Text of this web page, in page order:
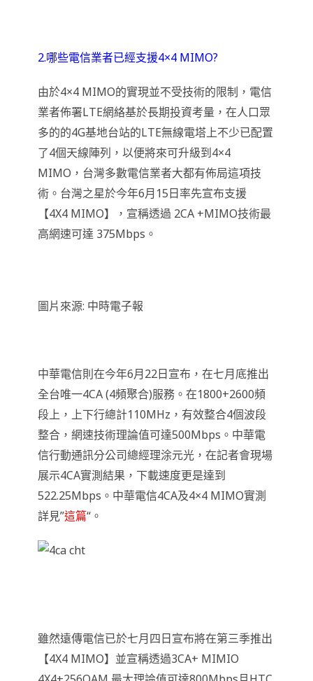
2.哪些電信業者已經支援4×4 MIMO?
由於4×4 MIMO的實現並不受技術的限制，電信
業者佈署LTE網絡基於長期投資考量，在人口眾
多的的4G基地台站的LTE無線電塔上不少已配置
了4個天線陣列，以便將來可升級到4×4
MIMO，台灣多數電信業者大都有佈局這項技
術。台灣之星於今年6月15日率先宣布支援
【4X4 MIMO】，宣稱透過 2CA +MIMO技術最
高網速可達 375Mbps。
圖片來源: 中時電子報
中華電信則在今年6月22日宣布，在七月底推出
全台唯一4CA (4頻聚合)服務。在1800+2600頻
段上，上下行總計110MHz，有效整合4個波段
整合，網速技術理論值可達500Mbps。中華電
信行動通訊分公司總經理涂元光，在記者會現場
展示4CA實測結果，下載速度更是達到
522.25Mbps。中華電信4CA及4×4 MIMO實測
詳見”這篇“。
雖然遠傳電信已於七月四日宣布將在第三季推出
【4X4 MIMO】並宣稱透過3CA+ MIMIO